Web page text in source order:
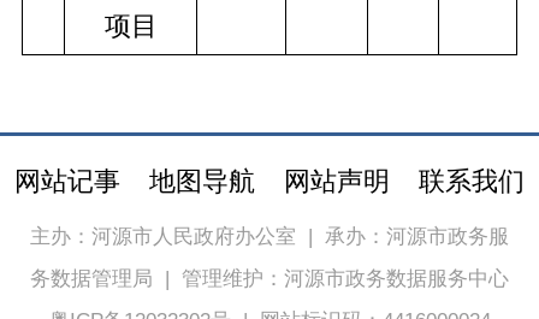
项目
网站记事 地图导航 网站声明 联系我们
主办：河源市人民政府办公室 | 承办：河源市政务服
务数据管理局 | 管理维护：河源市政务数据服务中心